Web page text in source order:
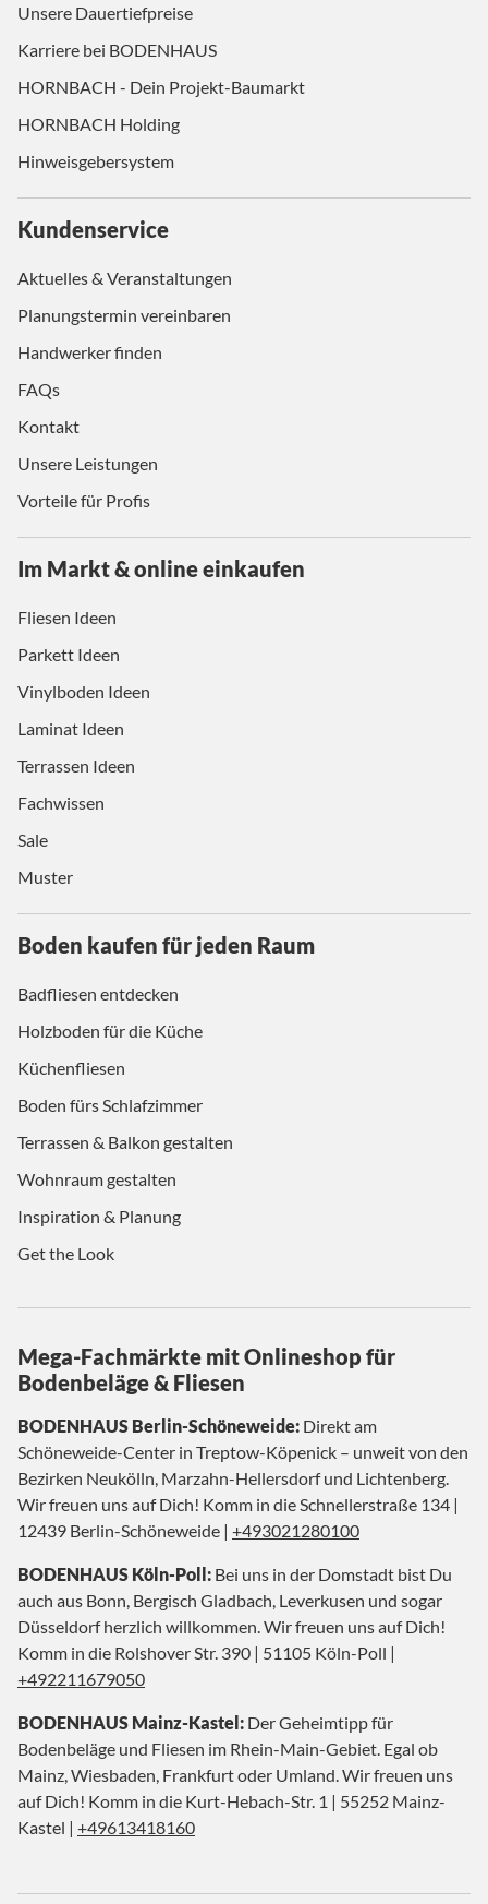
Unsere Dauertiefpreise
Karriere bei BODENHAUS
HORNBACH - Dein Projekt-Baumarkt
HORNBACH Holding
Hinweisgebersystem
Kundenservice
Aktuelles & Veranstaltungen
Planungstermin vereinbaren
Handwerker finden
FAQs
Kontakt
Unsere Leistungen
Vorteile für Profis
Im Markt & online einkaufen
Fliesen Ideen
Parkett Ideen
Vinylboden Ideen
Laminat Ideen
Terrassen Ideen
Fachwissen
Sale
Muster
Boden kaufen für jeden Raum
Badfliesen entdecken
Holzboden für die Küche
Küchenfliesen
Boden fürs Schlafzimmer
Terrassen & Balkon gestalten
Wohnraum gestalten
Inspiration & Planung
Get the Look
Mega-Fachmärkte mit Onlineshop für
Bodenbeläge & Fliesen
BODENHAUS Berlin-Schöneweide: Direkt am
Schöneweide-Center in Treptow-Köpenick – unweit von den
Bezirken Neukölln, Marzahn-Hellersdorf und Lichtenberg.
Wir freuen uns auf Dich! Komm in die Schnellerstraße 134 |
12439 Berlin-Schöneweide | +493021280100
BODENHAUS Köln-Poll: Bei uns in der Domstadt bist Du
auch aus Bonn, Bergisch Gladbach, Leverkusen und sogar
Düsseldorf herzlich willkommen. Wir freuen uns auf Dich!
Komm in die Rolshover Str. 390 | 51105 Köln-Poll |
+492211679050
BODENHAUS Mainz-Kastel: Der Geheimtipp für
Bodenbeläge und Fliesen im Rhein-Main-Gebiet. Egal ob
Mainz, Wiesbaden, Frankfurt oder Umland. Wir freuen uns
auf Dich! Komm in die Kurt-Hebach-Str. 1 | 55252 Mainz-
Kastel | +49613418160